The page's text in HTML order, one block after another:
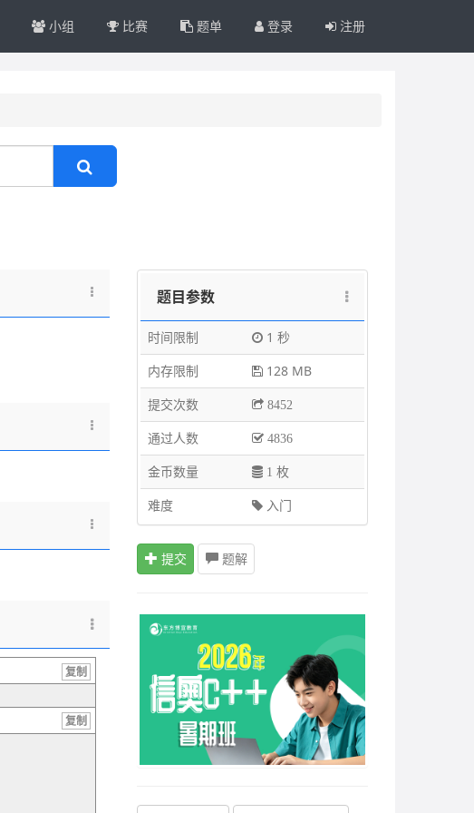
小组 比赛 题单 登录 注册
复制
复制
题目参数
时间限制
1 秒
内存限制
128 MB
提交次数
8452
通过人数 4836
金币数量 1 枚
难度 入门
提交 题解